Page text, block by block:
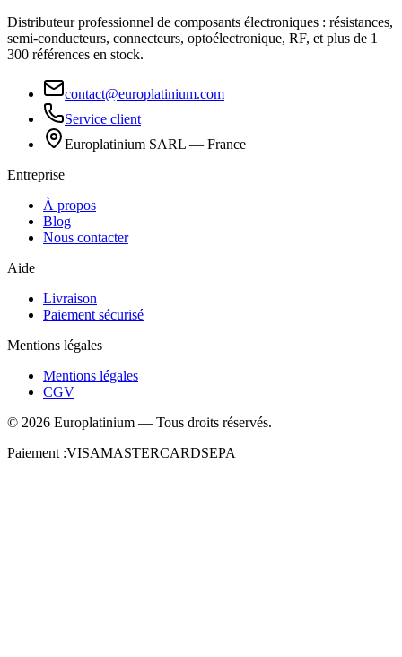
Distributeur professionnel de composants électroniques : résistances,
semi-conducteurs, connecteurs, optoélectronique, RF, et plus de 1
300 références en stock.
contact@europlatinium.com
Service client
Europlatinium SARL — France
Entreprise
À propos
Blog
Nous contacter
Aide
Livraison
Paiement sécurisé
Mentions légales
Mentions légales
CGV
© 2026 Europlatinium — Tous droits réservés.
Paiement :VISAMASTERCARDSEPA